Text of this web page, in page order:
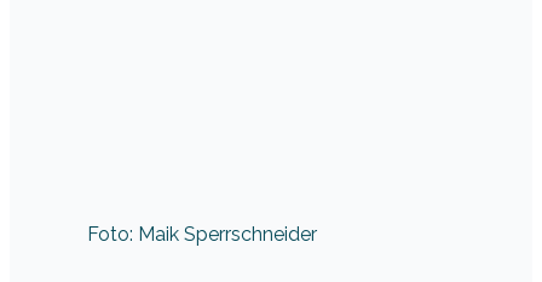
Foto: Maik Sperrschneider